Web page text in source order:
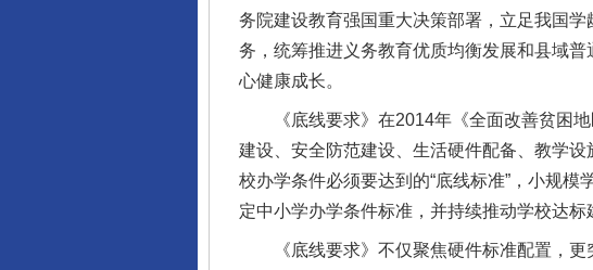
务院建设教育强国重大决策部署，立足我国
务，统筹推进义务教育优质均衡发展和县域
心健康成长。
《底线要求》在2014年《全面改善贫困地
建设、安全防范建设、生活硬件配备、教学
校办学条件必须要达到的“底线标准”，小规
定中小学办学条件标准，并持续推动学校达标
《底线要求》不仅聚焦硬件标准配置，更